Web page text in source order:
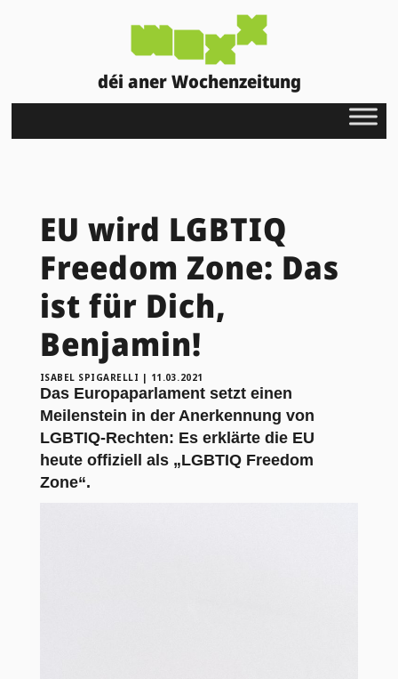
déi aner Wochenzeitung
EU wird LGBTIQ
Freedom Zone: Das
ist für Dich,
Benjamin!
ISABEL SPIGARELLI | 11.03.2021
Das Europaparlament setzt einen
Meilenstein in der Anerkennung von
LGBTIQ-Rechten: Es erklärte die EU
heute offiziell als „LGBTIQ Freedom
Zone“.